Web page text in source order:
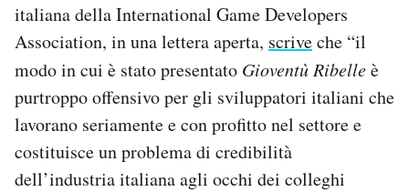
italiana della International Game Developers
Association, in una lettera aperta, scriveche “il
modo in cui è stato presentato Gioventù Ribelleè
purtroppo offensivo per gli sviluppatori italiani che
lavorano seriamente e con profitto nel settore e
costituisce un problema di credibilità
dell’industria italiana agli occhi dei colleghi